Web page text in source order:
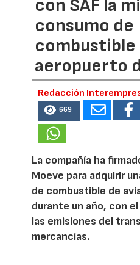
con SAF la
consumo de
combustible
aeropuerto
Redacción
669
La compañía ha
Moeve para adquirir
de combustible de
durante un año, con
las emisiones del
mercancías.